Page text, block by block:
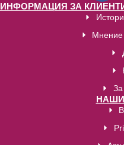
ИНФОРМАЦИЯ ЗА
Мнение
За